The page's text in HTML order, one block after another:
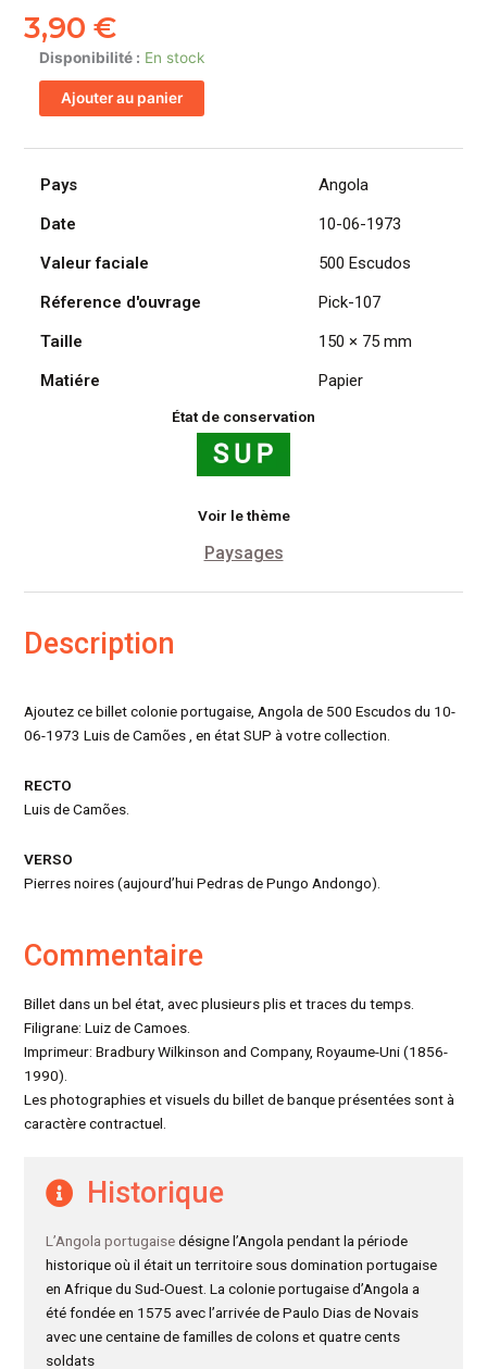
3,90€
Disponibilité : En stock
quantité
de
ANGOLA
colonie
portugaise
500
10-
06-
Luis
Camões
Ajouter au panier
Pays
Angola
Date
10-06-1973
Valeur faciale
500 Escudos
Réference d'ouvrage
Pick-107
Taille
150 × 75 mm
Matiére
Papier
État de conservation
Voir le thème
Paysages
Description
Ajoutez ce billet colonie portugaise, Angola de 500 Escudos du 10-
06-1973 Luis de Camões , en état SUP à votre collection.
RECTO
Luis de Camões.
VERSO
Pierres noires (aujourd’hui Pedras de Pungo Andongo).
Commentaire
Billet dans un bel état, avec plusieurs plis et traces du temps.
Filigrane: Luiz de Camoes.
Imprimeur: Bradbury Wilkinson and Company, Royaume-Uni (1856-
1990).
Les photographies et visuels du billet de banque présentées sont à
caractère contractuel.
Historique
L’Angola portugaisedésigne l’Angola pendant la période
historique où il était un territoire sous domination portugaise
en Afrique du Sud-Ouest. La colonie portugaise d’Angola a
été fondée en 1575 avec l’arrivée de Paulo Dias de Novais
avec une centaine de familles de colons et quatre cents
soldats